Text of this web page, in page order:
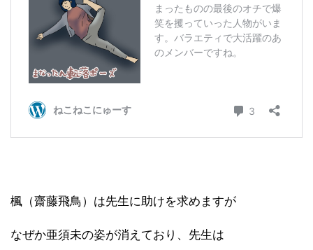
楓（齋藤飛鳥）は先生に助けを求めますが
なぜか亜須未の姿が消えており、先生は